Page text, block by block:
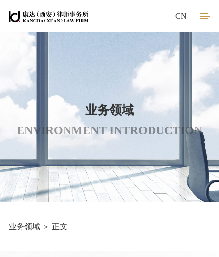
CN
业务领域
ENVIRONMENT INTRODUCTION
业务领域＞ 正文